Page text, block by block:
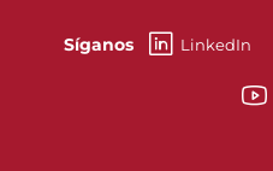
Síganos LinkedIn